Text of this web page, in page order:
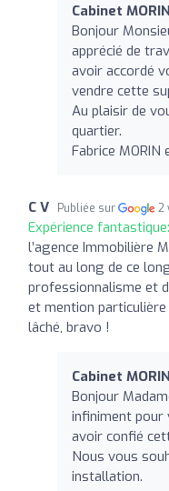
Cabinet
Bonjour
apprécié de
avoir accordé
vendre cette
Au plaisir de
quartier.
Fabrice
C V Publiée sur 2
Expérience fantastique:
l’agence Immobilière
tout au long de ce
professionnalisme et
et mention particulière
lâché, bravo !
Cabinet
Bonjour
infiniment pour
avoir confié
Nous vous
installation.